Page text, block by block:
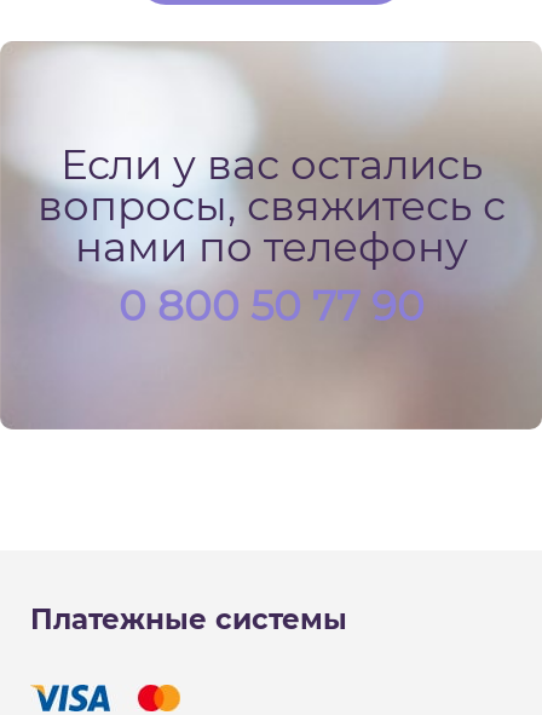
Если у вас остались
вопросы, свяжитесь с
нами по телефону
0 800 50 77 90
Платежные системы